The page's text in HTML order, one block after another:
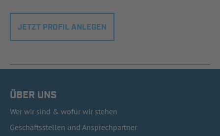
JETZT PROFIL ANLEGEN
ÜBER UNS
Wer wir sind & wofür wir stehen
Geschäftsstellen und Ansprechpartner